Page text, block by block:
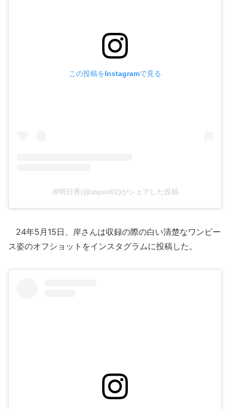
この投稿をInstagramで見る
岸明日香(@aspoo02)がシェアした投稿
24年5月15日、岸さんは収録の際の白い清楚なワンピー
ス姿のオフショットをインスタグラムに投稿した。